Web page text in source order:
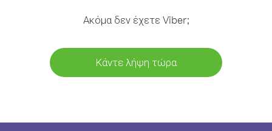
Ακόμα δεν έχετε Viber;
Κάντε λήψη τώρα